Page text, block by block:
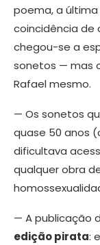
poema, a
coincidência de
chegou-se a
sonetos — mas
Rafael mesmo.
— Os sonetos
quase 50 anos
dificultava
qualquer obra
— A publicação
edição pirata: